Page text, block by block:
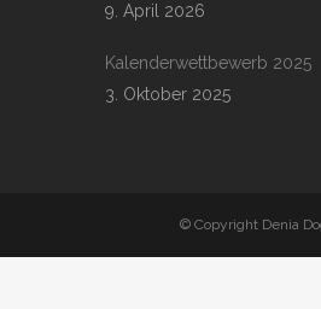
9. April 2026
Kalenderwettbewerb 2025
3. Oktober 2025
© Copyright Denia